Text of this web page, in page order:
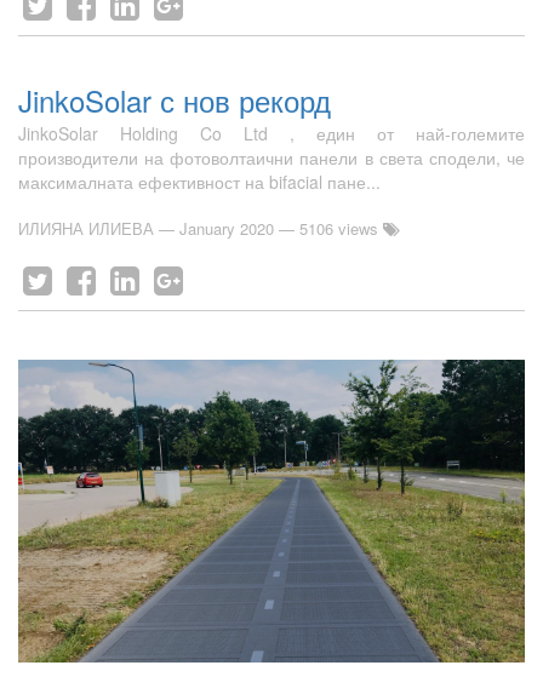
JinkoSolar с нов рекорд
JinkoSolar Holding Co Ltd , един от най-големите
производители на фотоволтаични панели в света сподели, че
максималната ефективност на bifacial пане...
ИЛИЯНА ИЛИЕВА — January 2020 — 5106 views